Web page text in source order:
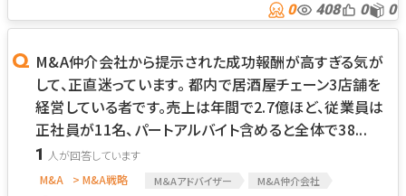
0 408 0 0
M&A仲介会社から提示された成功報酬が高すぎる気が
して、正直迷っています。 都内で居酒屋チェーン3店舗を
経営している者です。売上は年間で2.7億ほど、従業員は
正社員が11名、パートアルバイト含めると全体で38...
1
M&A > M&A戦略 M＆Aアドバイザー M&A仲介会社